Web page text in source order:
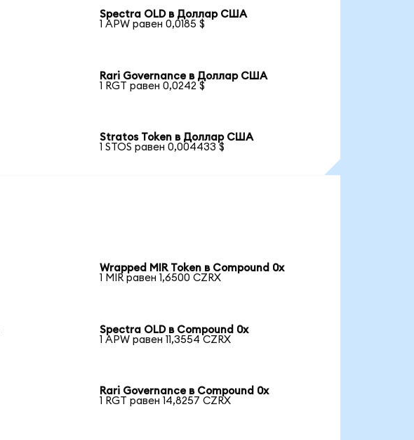
Spectra OLD в Доллар США
1 APW равен 0,0185 $
Rari Governance в Доллар США
1 RGT равен 0,0242 $
Stratos Token в Доллар США
1 STOS равен 0,004433 $
Wrapped MIR Token в Compound 0x
1 MIR равен 1,6500 CZRX
Spectra OLD в Compound 0x
1 APW равен 11,3554 CZRX
Rari Governance в Compound 0x
1 RGT равен 14,8257 CZRX